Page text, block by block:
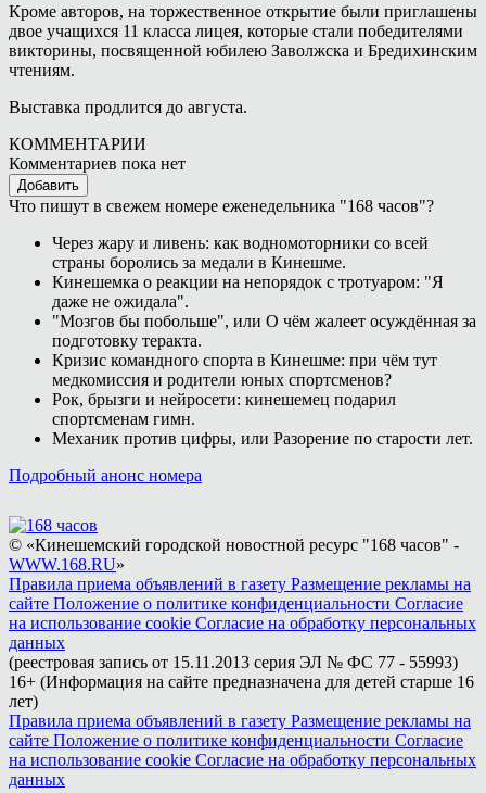
Кроме авторов, на торжественное открытие были приглашены
двое учащихся 11 класса лицея, которые стали победителями
викторины, посвященной юбилею Заволжска и Бредихинским
чтениям.
Выставка продлится до августа.
КОММЕНТАРИИ
Комментариев пока нет
Добавить
Что пишут в свежем номере еженедельника "168 часов"?
Через жару и ливень: как водномоторники со всей
страны боролись за медали в Кинешме.
Кинешемка о реакции на непорядок с тротуаром: "Я
даже не ожидала".
"Мозгов бы побольше", или О чём жалеет осуждённая за
подготовку теракта.
Кризис командного спорта в Кинешме: при чём тут
медкомиссия и родители юных спортсменов?
Рок, брызги и нейросети: кинешемец подарил
спортсменам гимн.
Механик против цифры, или Разорение по старости лет.
Подробный анонс номера
© «Кинешемский городской новостной ресурс "168 часов" -
WWW.168.RU»
Правила приема объявлений в газету Размещение рекламы на
сайте Положение о политике конфиденциальности Согласие
на использование cookie Согласие на обработку персональных
данных
(реестровая запись от 15.11.2013 серия ЭЛ № ФС 77 - 55993)
16+ (Информация на сайте предназначена для детей старше 16
лет)
Правила приема объявлений в газету Размещение рекламы на
сайте Положение о политике конфиденциальности Согласие
на использование cookie Согласие на обработку персональных
данных